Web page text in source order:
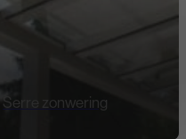
Serre zonwering